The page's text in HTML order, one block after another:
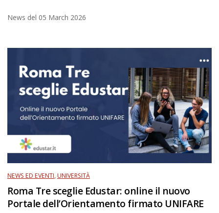
News del 05 March 2026
NEWS ED EVENTI,UNIVERSITÀ
Roma Tre sceglie Edustar: online il nuovo
Portale dell’Orientamento firmato UNIFARE